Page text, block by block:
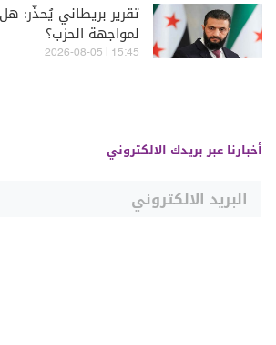
تقرير بريطاني يُحذّر:
لمواجهة الحزب؟
15:45 | 2026-08-05
أخبارنا عبر بريدك الالكتروني